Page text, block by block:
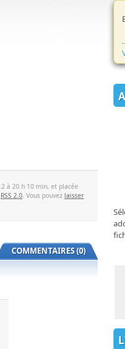
à 20 h 10 min, et placée
RSS 2.0. Vous pouvez laisser
COMMENTAIRES (0)